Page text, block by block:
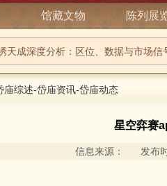
馆藏文物 陈列展
天成深度分析：区位、数据与市场信
庙综述-岱庙资讯-岱庙动态
星空弈赛
信息来源： 发布